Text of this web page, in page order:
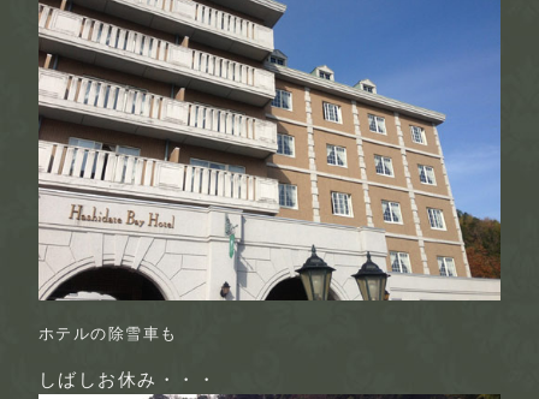
ホテルの除雪車も
しばしお休み・・・